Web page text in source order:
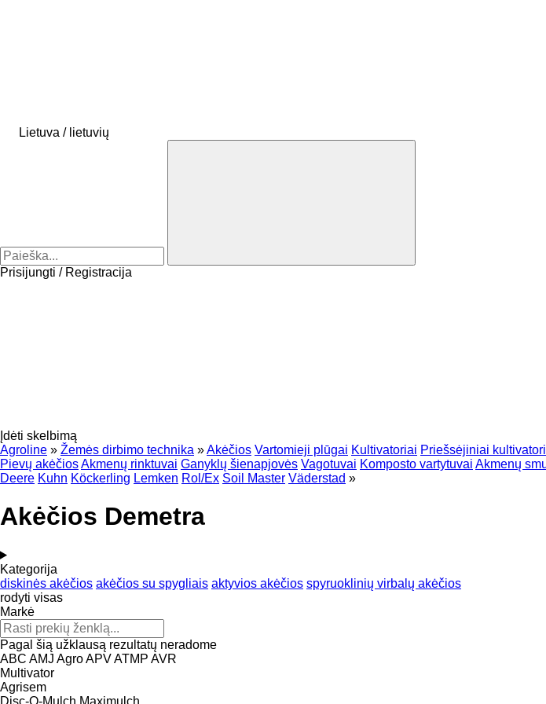
Lietuva / lietuvių
Prisijungti / Registracija
Įdėti skelbimą
Agroline » Žemės dirbimo technika »Akėčios Vartomieji plūgai Kultivatoriai Priešsėjiniai
Pievų akėčiosAkmenų rinktuvai Ganyklų šienapjovės Vagotuvai Komposto vartytuvai Akmenų
Deere Kuhn Köckerling Lemken Rol/Ex Soil Master Väderstad »
Akėčios Demetra
Kategorija
diskinės akėčios akėčios su spygliais aktyvios akėčios spyruoklinių virbalų akėčios
rodyti visas
Markė
Pagal šią užklausą rezultatų neradome
ABC AMJ AgroAPVATMP AVR
Multivator
Agrisem
Disc-O-Mulch Maximulch